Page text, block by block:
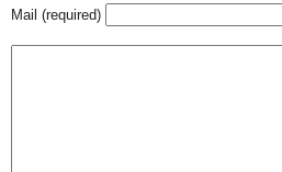
Mail (required)